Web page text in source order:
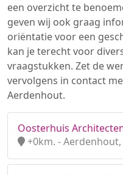
een overzicht te
geven wij ook graag
oriëntatie voor een
kan je terecht voor
vraagstukken. Zet de
vervolgens in contact
Aerdenhout.
Oosterhuis
+0km. -